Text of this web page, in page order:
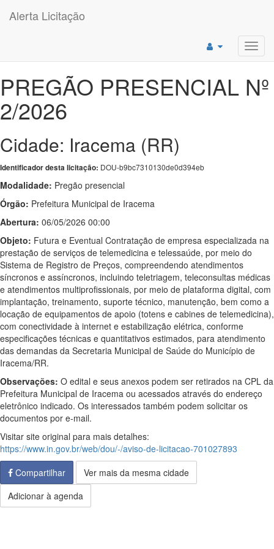
Alerta Licitação
PREGÃO PRESENCIAL Nº
2/2026
Cidade: Iracema (RR)
Identificador desta licitação: DOU-b9bc7310130de0d394eb
Modalidade: Pregão presencial
Órgão: Prefeitura Municipal de Iracema
Abertura: 06/05/2026 00:00
Objeto: Futura e Eventual Contratação de empresa especializada na
prestação de serviços de telemedicina e telessaúde, por meio do
Sistema de Registro de Preços, compreendendo atendimentos
síncronos e assíncronos, incluindo teletriagem, teleconsultas médicas
e atendimentos multiprofissionais, por meio de plataforma digital, com
implantação, treinamento, suporte técnico, manutenção, bem como a
locação de equipamentos de apoio (totens e cabines de telemedicina),
com conectividade à internet e estabilização elétrica, conforme
especificações técnicas e quantitativos estimados, para atendimento
das demandas da Secretaria Municipal de Saúde do Município de
Iracema/RR.
Observações: O edital e seus anexos podem ser retirados na CPL da
Prefeitura Municipal de Iracema ou acessados através do endereço
eletrônico indicado. Os interessados também podem solicitar os
documentos por e-mail.
Visitar site original para mais detalhes:
https://www.in.gov.br/web/dou/-/aviso-de-licitacao-701027893
Compartilhar
Ver mais da mesma cidade
Adicionar à agenda